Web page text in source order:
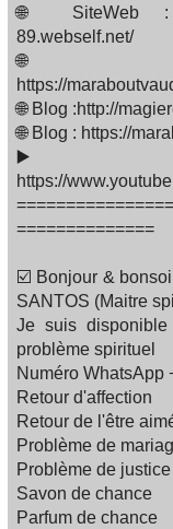
🌐 SiteWeb :
89.webself.net/
🌐
https://
🌐 Blog :http://
🌐 Blog : https://
▶️
https://
==============
☑️ Bonjour &
SANTOS (Maitre
Je suis
problème spirituel
Numéro WhatsApp
Retour d'affection
Retour de l'être
Problème de
Problème de justice
Savon de chance
Parfum de chance